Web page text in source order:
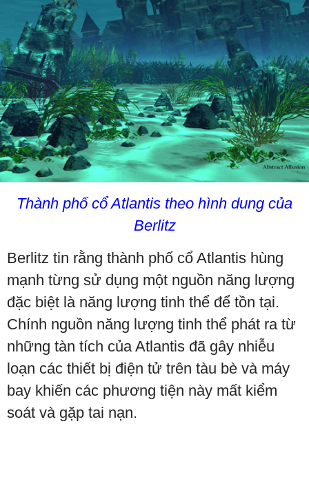
Thành phố cổ Atlantis theo hình dung của
Berlitz
Berlitz tin rằng thành phố cổ Atlantis hùng
mạnh từng sử dụng một nguồn năng lượng
đặc biệt là năng lượng tinh thể để tồn tại.
Chính nguồn năng lượng tinh thể phát ra từ
những tàn tích của Atlantis đã gây nhiễu
loạn các thiết bị điện tử trên tàu bè và máy
bay khiến các phương tiện này mất kiểm
soát và gặp tai nạn.